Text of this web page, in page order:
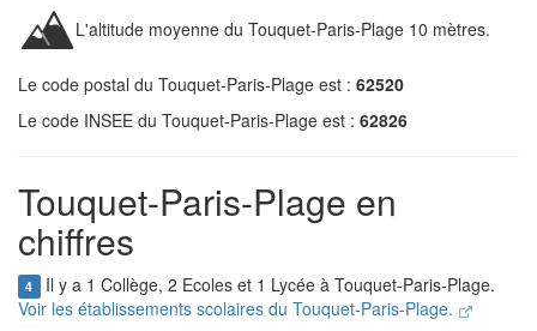
L'altitude moyenne du Touquet-Paris-Plage 10 mètres.
Le code postal du Touquet-Paris-Plage est : 62520
Le code INSEE du Touquet-Paris-Plage est : 62826
Touquet-Paris-Plage en
chiffres
4 Il y a 1 Collège, 2 Ecoles et 1 Lycée à Touquet-Paris-Plage.
Voir les établissements scolaires du Touquet-Paris-Plage.